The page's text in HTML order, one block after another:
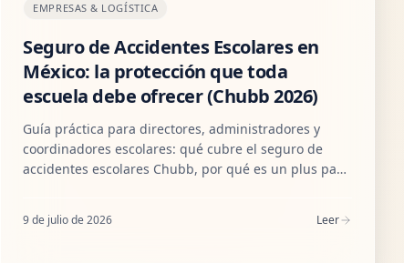
EMPRESAS & LOGÍSTICA
Seguro de Accidentes Escolares en
México: la protección que toda
escuela debe ofrecer (Chubb 2026)
Guía práctica para directores, administradores y
coordinadores escolares: qué cubre el seguro de
accidentes escolares Chubb, por qué es un plus para
9 de julio de 2026 Leer